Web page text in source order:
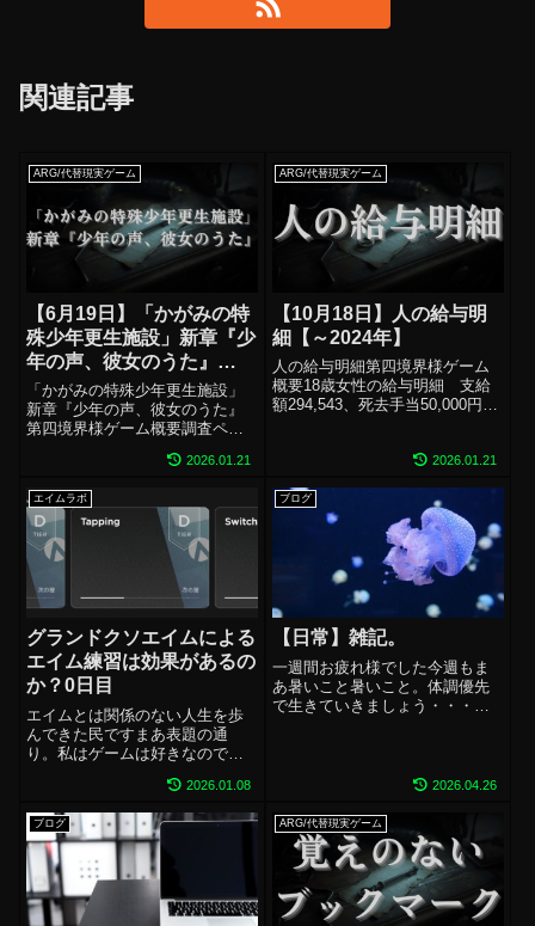
関連記事
ARG/代替現実ゲーム
【6月19日】「かがみの特
殊少年更生施設」新章『少
年の声、彼女のうた』
【2025年】
「かがみの特殊少年更生施設」
新章『少年の声、彼女のうた』
第四境界様ゲーム概要調査ペー
数：160ページジャンプスケア：
信：OK神瀬プレイについて：プ
レイ途中（難しすぎていける気
がしないよ助け...
2026.01.21
ARG/代替現実ゲーム
【10月18日】人の給与明
細【～2024年】
人の給与明細第四境界様ゲーム
概要18歳女性の給与明細 支給
額294,543、死去手当50,000円#
りあります）ページ数：記載な
出：無配信：別途ガイドライ...
2026.01.21
エイムラボ
グランドクソエイムによる
エイム練習は効果があるの
か？0日目
エイムとは関係のない人生を歩
んできた民ですまあ表題の通
り。私はゲームは好きなのです
パズル・推理など自分でコツコ
ツ進めたり頭を使ったりするゲ
ームがとても好きなタイプのプ
レイヤーです。FGOとかそうで
すよね。まさに。...
2026.01.08
ブログ
【日常】雑記。
一週間お疲れ様でした今週もま
あ暑いこと暑いこと。体調優先
で生きていきましょう・・・私
水分はとってるから塩分が足り
～ロキソニンの効...
2026.04.26
ブログ ARG/代替現実ゲーム